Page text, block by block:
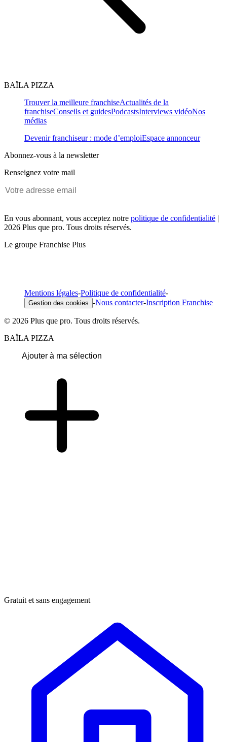
BAÏLA PIZZA
Trouver la meilleure franchiseActualités de la
franchiseConseils et guidesPodcastsInterviews vidéoNos
médias
Devenir franchiseur : mode d’emploiEspace annonceur
Abonnez-vous à la newsletter
Renseignez votre mail
En vous abonnant, vous acceptez notre politique de confidentialité |
2026 Plus que pro. Tous droits réservés.
Le groupe Franchise Plus
Mentions légales-Politique de confidentialité-
Gestion des cookies -Nous contacter-Inscription Franchise
© 2026 Plus que pro. Tous droits réservés.
BAÏLA PIZZA
Ajouter à ma sélection
Gratuit et sans engagement